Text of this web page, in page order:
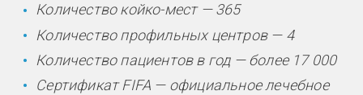
Количество койко-мест — 365
Количество профильных центров — 4
Количество пациентов в год — более 17 000
Сертификат FIFA — официальное лечебное